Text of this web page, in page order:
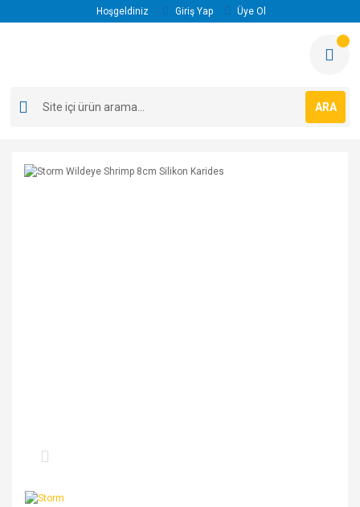
Hoşgeldiniz Giriş Yap Üye Ol
ARA